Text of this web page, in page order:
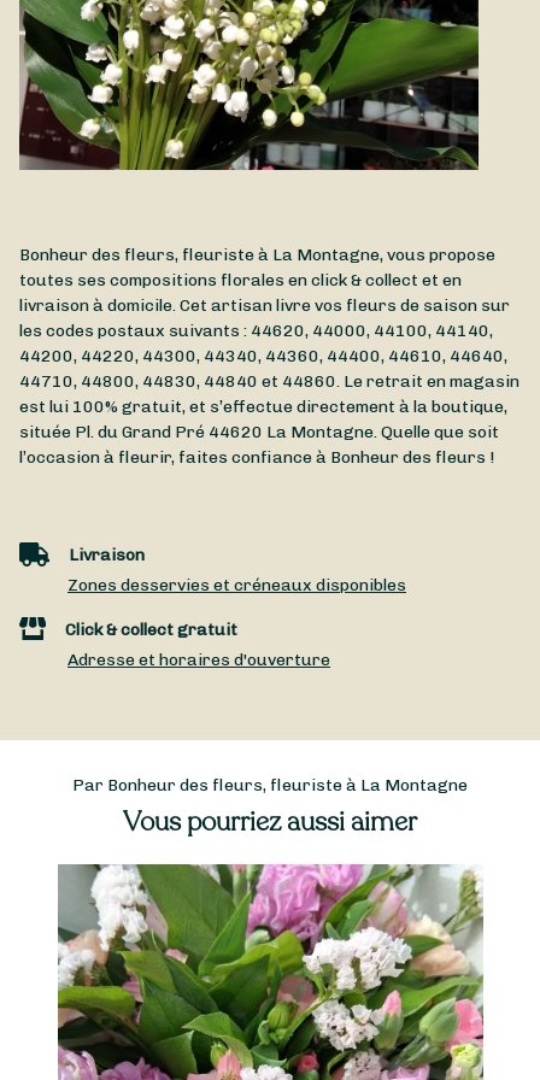
Bonheur des fleurs, fleuriste à La Montagne, vous propose
toutes ses compositions florales en click & collect et en
livraison à domicile. Cet artisan livre vos fleurs de saison sur
les codes postaux suivants : 44620, 44000, 44100, 44140,
44200, 44220, 44300, 44340, 44360, 44400, 44610, 44640,
44710, 44800, 44830, 44840 et 44860. Le retrait en magasin
est lui 100% gratuit, et s’effectue directement à la boutique,
située Pl. du Grand Pré 44620 La Montagne. Quelle que soit
l’occasion à fleurir, faites confiance à Bonheur des fleurs !
Livraison
Zones desservies et créneaux disponibles
Click & collect gratuit
Adresse et horaires d'ouverture
Par Bonheur des fleurs, fleuriste à La Montagne
Vous pourriez aussi aimer